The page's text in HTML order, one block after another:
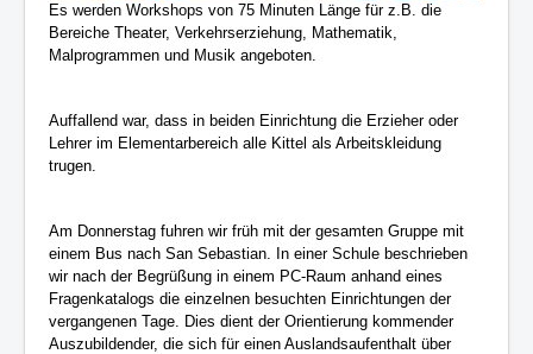
Es werden Workshops von 75 Minuten Länge für z.B. die
Bereiche Theater, Verkehrserziehung, Mathematik,
Malprogrammen und Musik angeboten.
Auffallend war, dass in beiden Einrichtung die Erzieher oder
Lehrer im Elementarbereich alle Kittel als Arbeitskleidung
trugen.
Am Donnerstag fuhren wir früh mit der gesamten Gruppe mit
einem Bus nach San Sebastian. In einer Schule beschrieben
wir nach der Begrüßung in einem PC-Raum anhand eines
Fragenkatalogs die einzelnen besuchten Einrichtungen der
vergangenen Tage. Dies dient der Orientierung kommender
Auszubildender, die sich für einen Auslandsaufenthalt über